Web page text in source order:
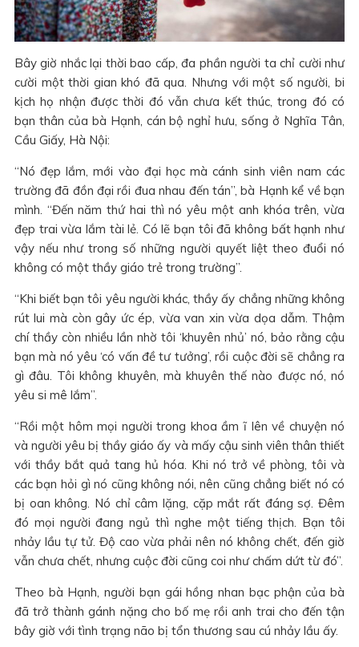
Bây giờ nhắc lại thời bao cấp, đa phần người ta chỉ cười như
cười một thời gian khó đã qua. Nhưng với một số người, bi
kịch họ nhận được thời đó vẫn chưa kết thúc, trong đó có
bạn thân của bà Hạnh, cán bộ nghỉ hưu, sống ở Nghĩa Tân,
Cầu Giấy, Hà Nội:
“Nó đẹp lắm, mới vào đại học mà cánh sinh viên nam các
trường đã đồn đại rồi đua nhau đến tán”, bà Hạnh kể về bạn
mình. “Đến năm thứ hai thì nó yêu một anh khóa trên, vừa
đẹp trai vừa lắm tài lẻ. Có lẽ bạn tôi đã không bất hạnh như
vậy nếu như trong số những người quyết liệt theo đuổi nó
không có một thầy giáo trẻ trong trường”.
“Khi biết bạn tôi yêu người khác, thầy ấy chẳng những không
rút lui mà còn gây ức ép, vừa van xin vừa dọa dẫm. Thậm
chí thầy còn nhiều lần nhờ tôi ‘khuyên nhủ’ nó, bảo rằng cậu
bạn mà nó yêu ‘có vấn đề tư tưởng’, rồi cuộc đời sẽ chẳng ra
gì đâu. Tôi không khuyên, mà khuyên thế nào được nó, nó
yêu si mê lắm”.
“Rồi một hôm mọi người trong khoa ầm ĩ lên về chuyện nó
và người yêu bị thầy giáo ấy và mấy cậu sinh viên thân thiết
với thầy bắt quả tang hủ hóa. Khi nó trở về phòng, tôi và
các bạn hỏi gì nó cũng không nói, nên cũng chẳng biết nó có
bị oan không. Nó chỉ câm lặng, cặp mắt rất đáng sợ. Đêm
đó mọi người đang ngủ thì nghe một tiếng thịch. Bạn tôi
nhảy lầu tự tử. Độ cao vừa phải nên nó không chết, đến giờ
vẫn chưa chết, nhưng cuộc đời cũng coi như chấm dứt từ đó”.
Theo bà Hạnh, người bạn gái hồng nhan bạc phận của bà
đã trở thành gánh nặng cho bố mẹ rồi anh trai cho đến tận
bây giờ với tình trạng não bị tổn thương sau cú nhảy lầu ấy.